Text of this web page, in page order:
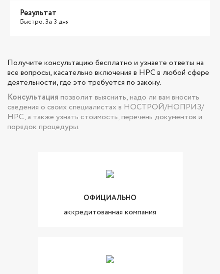
Результат
Быстро. За 3 дня
Получите консультацию бесплатно и узнаете ответы на
все вопросы, касательно включения в НРС в любой сфере
деятельности, где это требуется по закону.
Консультация позволит выяснить, надо ли вам вносить
сведения о своих специалистах в НОСТРОЙ/НОПРИЗ/
НРС, а также узнать стоимость, перечень документов и
порядок процедуры.
ОФИЦИАЛЬНО
аккредитованная компания